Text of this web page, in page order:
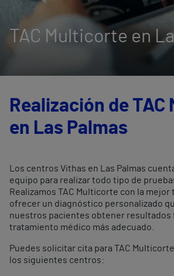
TAC Multicorte en
Realización de
en Las Palmas
Los centros Vithas en Las Palmas
equipo para realizar todo tipo de
Realizamos TAC Multicorte con la mejor
ofrecer un diagnóstico personalizado
nuestros pacientes obtener resultados
tratamiento médico más adecuado.
Puedes solicitar cita para TAC
los siguientes centros: